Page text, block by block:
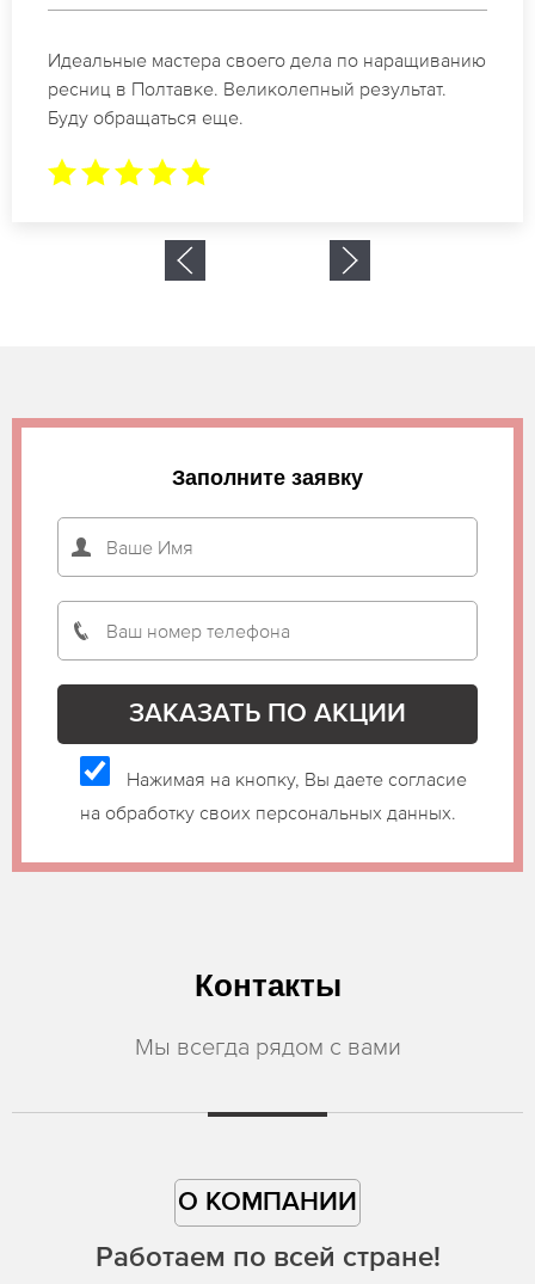
Спасибо огромное. Заказывала наращивание
ресниц в Полтавке для мероприятия. За 2 часа
все было готово.
Заполните заявку
Нажимая на кнопку, Вы даете согласие
на обработку своих персональных данных.
Контакты
Мы всегда рядом с вами
О КОМПАНИИ
Работаем по всей стране!